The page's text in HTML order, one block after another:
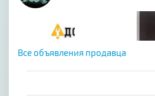
Все объявления продавца